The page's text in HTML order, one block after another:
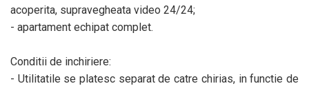
acoperita, supravegheata video 24/24;
- apartament echipat complet.
Conditii de inchiriere:
- Utilitatile se platesc separat de catre chirias, in functie de